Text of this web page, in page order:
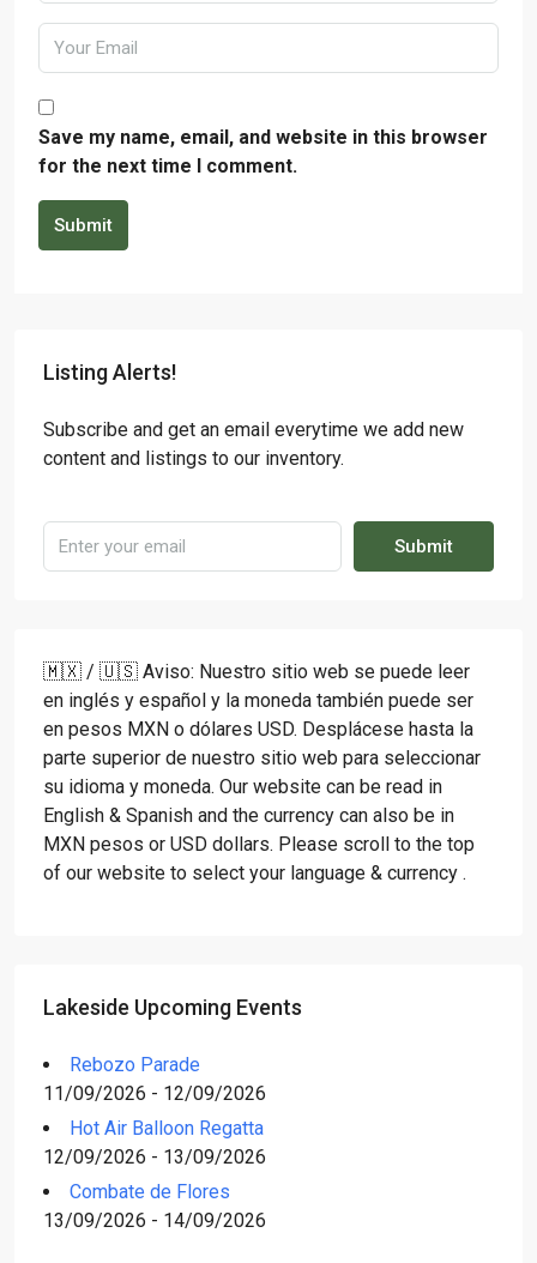
Save my name, email, and website in this browser
for the next time I comment.
Submit
Listing Alerts!
Subscribe and get an email everytime we add new
content and listings to our inventory.
Submit
🇲🇽 / 🇺🇸 Aviso: Nuestro sitio web se puede leer
en inglés y español y la moneda también puede ser
en pesos MXN o dólares USD. Desplácese hasta la
parte superior de nuestro sitio web para seleccionar
su idioma y moneda. Our website can be read in
English & Spanish and the currency can also be in
MXN pesos or USD dollars. Please scroll to the top
of our website to select your language & currency .
Lakeside Upcoming Events
Rebozo Parade
11/09/2026 - 12/09/2026
Hot Air Balloon Regatta
12/09/2026 - 13/09/2026
Combate de Flores
13/09/2026 - 14/09/2026